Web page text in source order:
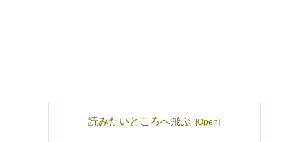
読みたいところへ飛ぶ